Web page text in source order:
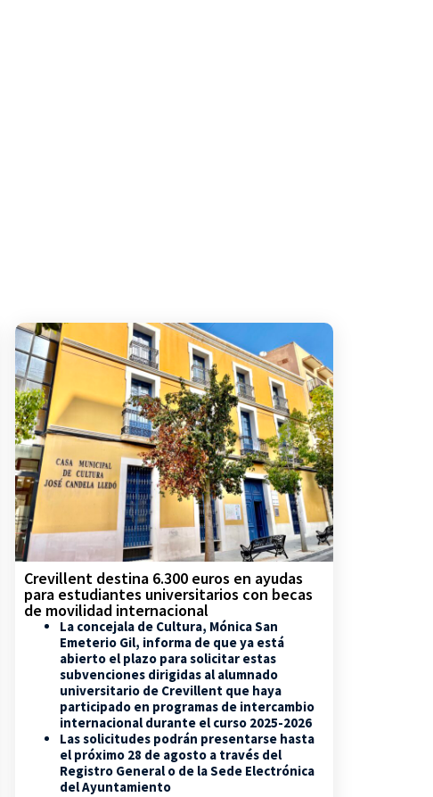
Crevillent destina 6.300 euros en ayudas
para estudiantes universitarios con becas
de movilidad internacional
La concejala de Cultura, Mónica San
Emeterio Gil, informa de que ya está
abierto el plazo para solicitar estas
subvenciones dirigidas al alumnado
universitario de Crevillent que haya
participado en programas de intercambio
internacional durante el curso 2025-2026
Las solicitudes podrán presentarse hasta
el próximo 28 de agosto a través del
Registro General o de la Sede Electrónica
del Ayuntamiento